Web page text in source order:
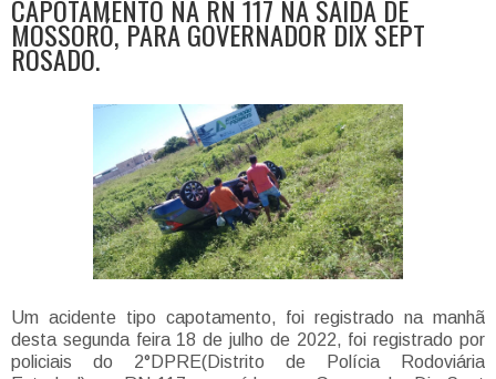
CAPOTAMENTO NA RN 117 NA SAÍDA DE
MOSSORÓ, PARA GOVERNADOR DIX SEPT
ROSADO.
Um acidente tipo capotamento, foi registrado na manhã
desta segunda feira 18 de julho de 2022, foi registrado por
policiais do 2°DPRE(Distrito de Polícia Rodoviária